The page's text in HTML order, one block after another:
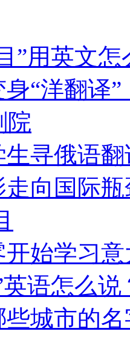
”用英文怎
身“洋翻译
院
寻俄语
走向国际
开始学习
英语怎么说
城市的